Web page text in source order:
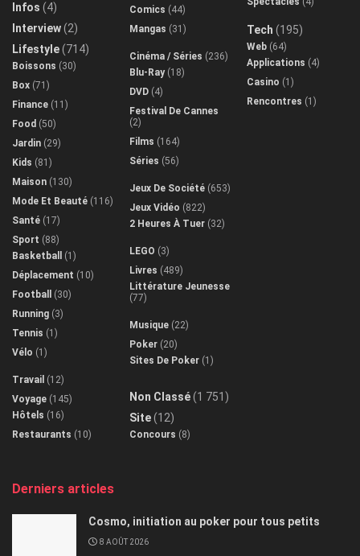
Infos (4)
Interview(2)
Lifestyle(714)
Boissons (30)
Box (71)
Finance (11)
Food (50)
Jardin (29)
Kids (81)
Maison (130)
Mode Et Beauté (116)
Santé (17)
Sport (88)
Basketball
(1)
Déplacement (10)
Football
(30)
Running (3)
Tennis (1)
Vélo (1)
Travail (12)
Voyage (145)
Hôtels (16)
Restaurants (10)
Comics (44)
Mangas (31)
Cinéma / Séries (236)
Blu-Ray(18)
DVD (4)
Festival De Cannes
(2)
Films (164)
Séries (56)
Jeux De Société (653)
Jeux Vidéo (822)
2 Heures À Tuer (32)
LEGO (3)
Livres (489)
Littérature Jeunesse
(77)
Musique (22)
Poker (20)
Sites De Poker (1)
Non Classé(1 751)
Site(12)
Concours (8)
Tech (195)
Web (64)
Applications (4)
Casino (1)
Rencontres (1)
Derniers articles
Cosmo, initiation au poker pour tous petits
8 AOÛT 2026